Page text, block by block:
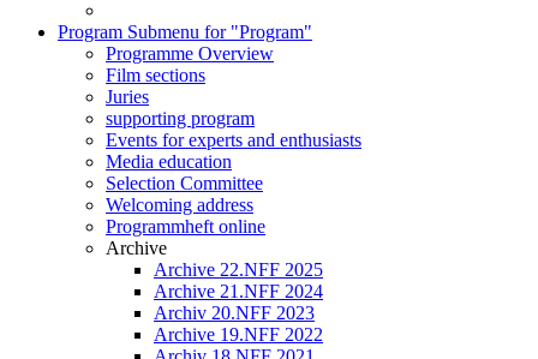
Program Submenu for "Program"
Programme Overview
Film sections
Juries
supporting program
Events for experts and enthusiasts
Media education
Selection Committee
Welcoming address
Programmheft online
Archive
Archive 22.NFF 2025
Archive 21.NFF 2024
Archiv 20.NFF 2023
Archive 19.NFF 2022